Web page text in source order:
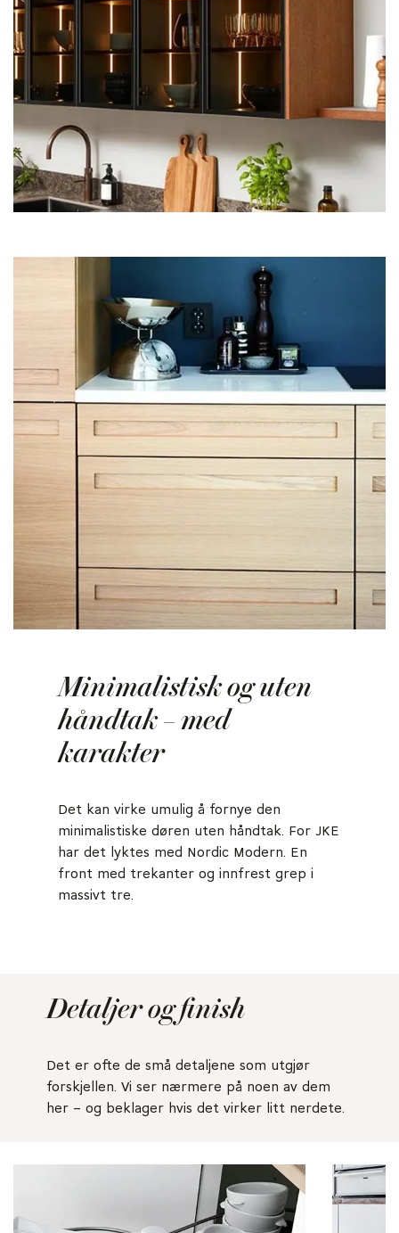
Minimalistisk og uten
håndtak – med
karakter
Det kan virke umulig å fornye den
minimalistiske døren uten håndtak. For JKE
har det lyktes med Nordic Modern. En
front med trekanter og innfrest grep i
massivt tre.
Detaljer og finish
Det er ofte de små detaljene som utgjør
forskjellen. Vi ser nærmere på noen av dem
her – og beklager hvis det virker litt nerdete.